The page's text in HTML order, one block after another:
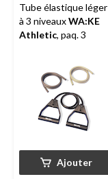
Tube élastique léger
à 3 niveauxWA:KE
Athletic, paq. 3
Ajouter